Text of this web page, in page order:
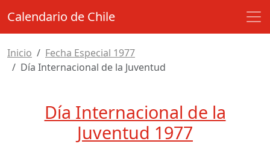
Calendario de Chile
Inicio
Fecha Especial 1977
Día Internacional de la Juventud
Día Internacional de la
Juventud 1977